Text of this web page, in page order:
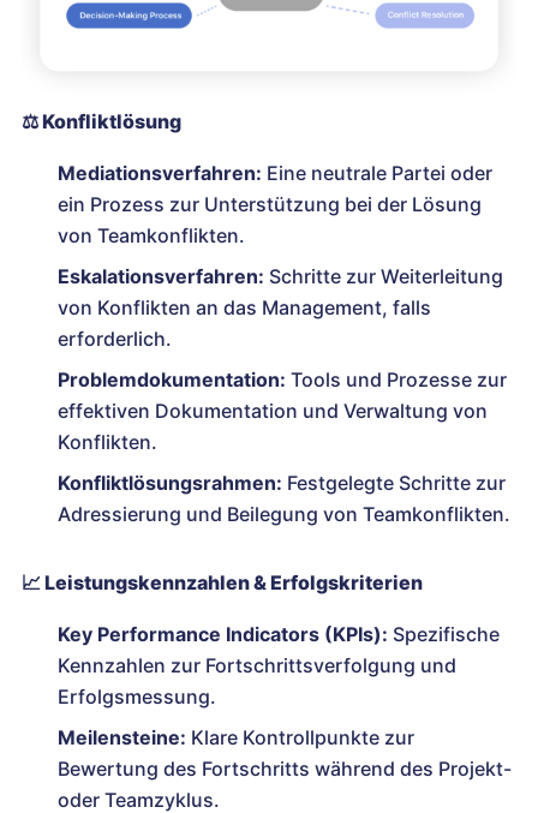
⚖️Konfliktlösung
Mediationsverfahren: Eine neutrale Partei oder
ein Prozess zur Unterstützung bei der Lösung
von Teamkonflikten.
Eskalationsverfahren: Schritte zur Weiterleitung
von Konflikten an das Management, falls
erforderlich.
Problemdokumentation: Tools und Prozesse zur
effektiven Dokumentation und Verwaltung von
Konflikten.
Konfliktlösungsrahmen: Festgelegte Schritte zur
Adressierung und Beilegung von Teamkonflikten.
📈 Leistungskennzahlen & Erfolgskriterien
Key Performance Indicators (KPIs): Spezifische
Kennzahlen zur Fortschrittsverfolgung und
Erfolgsmessung.
Meilensteine: Klare Kontrollpunkte zur
Bewertung des Fortschritts während des Projekt-
oder Teamzyklus.